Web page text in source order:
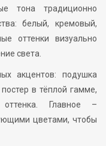
тона традиционно
белый, кремовый,
оттенки визуально
света.
акцентов: подушка
в тёплой гамме,
оттенка. Главное –
цветами, чтобы